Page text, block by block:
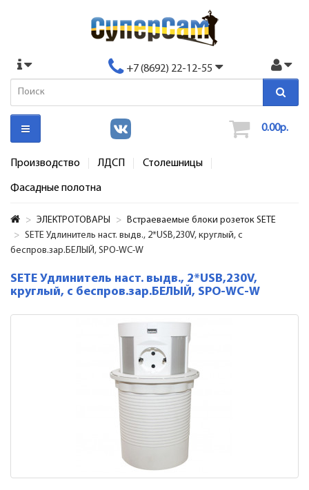
+7 (8692) 22-12-55
0.00р.
Производство ЛДСП Столешницы
Фасадные полотна
ЭЛЕКТРОТОВАРЫ
Встраеваемые блоки розеток SETE
SETE Удлинитель наст. выдв., 2*USB,230V, круглый, с
беспров.зар.БЕЛЫЙ, SPO-WC-W
SETE Удлинитель наст. выдв., 2*USB,230V,
круглый, с беспров.зар.БЕЛЫЙ, SPO-WC-W